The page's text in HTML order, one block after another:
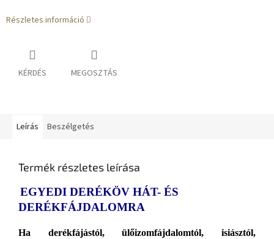
Részletes információ
KÉRDÉS MEGOSZTÁS
Leírás Beszélgetés
Termék részletes leírása
EGYEDI DERÉKÖV HÁT- ÉS
DERÉKFÁJDALOMRA
Ha derékfájástól, ülőizomfájdalomtól, isiásztól,